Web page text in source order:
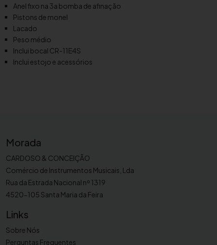
Anel fixo na 3a bomba de afinação
Pistons de monel
Lacado
Peso médio
Inclui bocal CR-11E4S
Inclui estojo e acessórios
Morada
CARDOSO & CONCEIÇÃO
Comércio de Instrumentos Musicais, Lda
Rua da Estrada Nacional nº 1319
4520-105 Santa Maria da Feira
Links
Sobre Nós
Perguntas Frequentes